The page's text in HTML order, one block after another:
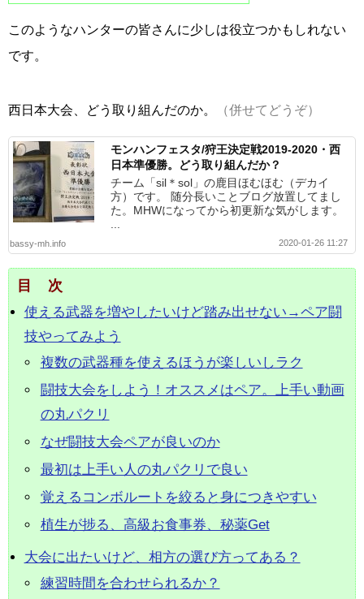
このようなハンターの皆さんに少しは役立つかもしれない
です。
西日本大会、どう取り組んだのか。 （併せてどうぞ）
モンハンフェスタ/狩王決定戦2019-2020・西
日本準優勝。どう取り組んだか？
チーム「sil＊sol」の鹿目ほむほむ（デカイ
方）です。 随分長いことブログ放置してまし
た。MHWになってから初更新な気がします。
bassy-mh.info 2020-01-26 11:27
目次
使える武器を増やしたいけど踏み出せない→ペア闘
技やってみよう
複数の武器種を使えるほうが楽しいしラク
闘技大会をしよう！オススメはペア。上手い動画
の丸パクリ
なぜ闘技大会ペアが良いのか
最初は上手い人の丸パクリで良い
覚えるコンボルートを絞ると身につきやすい
植生が捗る、高級お食事券、秘薬Get
大会に出たいけど、相方の選び方ってある？
練習時間を合わせられるか？